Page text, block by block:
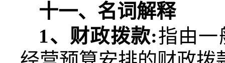
十一、名词解释
1、财政拨款:指由一